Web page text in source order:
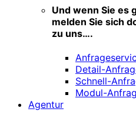
Und wenn Sie es
melden Sie sich
zu uns….
Detail-
Schnell-
Modul-
Agentur